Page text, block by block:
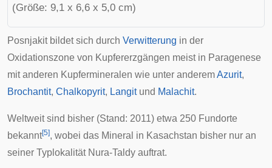
(Größe: 9,1 x 6,6 x 5,0 cm)
Posnjakit bildet sich durch Verwitterung in der
Oxidationszone von Kupfererzgängen meist in Paragenese
mit anderen Kupfermineralen wie unter anderemAzurit,
Brochantit, Chalkopyrit, Langitund Malachit.
Weltweit sind bisher (Stand: 2011) etwa 250 Fundorte
bekannt[5], wobei das Mineral in Kasachstan bisher nur an
seiner TyplokalitätNura-Taldy auftrat.